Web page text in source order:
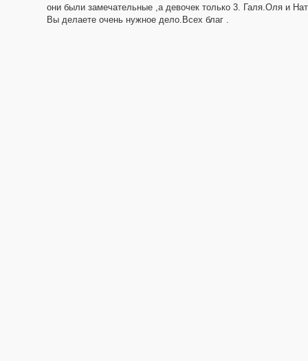
они были замечательные ,а девочек только 3. Галя.Оля и
Вы делаете очень нужное дело.Всех благ .